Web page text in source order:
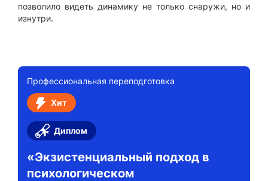
позволило видеть динамику не только снаружи, но и
изнутри.
Профессиональная переподготовка
Хит
Диплом
«Экзистенциальный подход в
психологическом